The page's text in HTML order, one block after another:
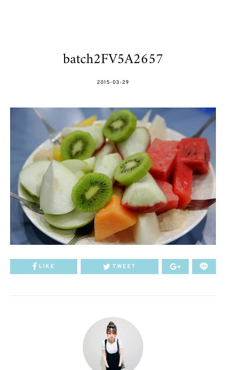
batch2FV5A2657
POSTED
2015-03-29
LIKE TWEET